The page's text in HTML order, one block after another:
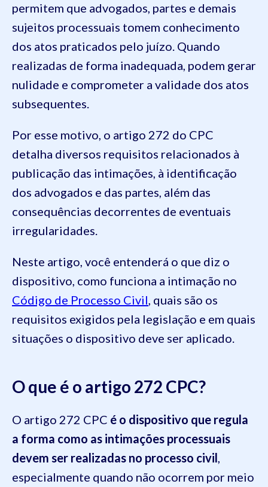
permitem que advogados, partes e demais
sujeitos processuais tomem conhecimento
dos atos praticados pelo juízo. Quando
realizadas de forma inadequada, podem gerar
nulidade e comprometer a validade dos atos
subsequentes.
Por esse motivo, o artigo 272 do CPC
detalha diversos requisitos relacionados à
publicação das intimações, à identificação
dos advogados e das partes, além das
consequências decorrentes de eventuais
irregularidades.
Neste artigo, você entenderá o que diz o
dispositivo, como funciona a intimação no
Código de Processo Civil, quais são os
requisitos exigidos pela legislação e em quais
situações o dispositivo deve ser aplicado.
O que é o artigo 272 CPC?
O artigo 272 CPC é o dispositivo que regula
a forma como as intimações processuais
devem ser realizadas no processo civil,
especialmente quando não ocorrem por meio